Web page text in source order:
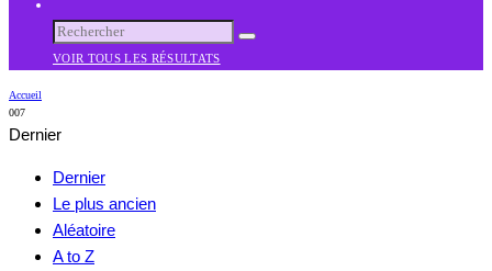
VOIR TOUS LES RÉSULTATS
Accueil
007
Dernier
Dernier
Le plus ancien
Aléatoire
A to Z